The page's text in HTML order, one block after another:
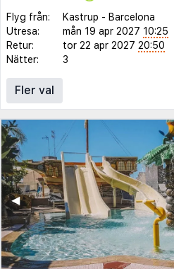
Flyg från: Kastrup - Barcelona
Utresa:
mån 19 apr 2027 10:25
Retur:
tor 22 apr 2027 20:50
Nätter:
3
Fler val
◀︎